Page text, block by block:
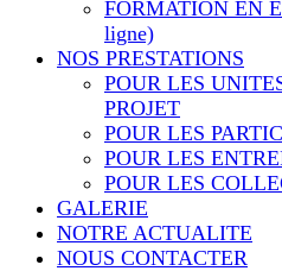
FORMATION EN
ligne)
NOS PRESTATIONS
POUR LES
PROJET
POUR LES
POUR LES
POUR LES
GALERIE
NOTRE ACTUALITE
NOUS CONTACTER